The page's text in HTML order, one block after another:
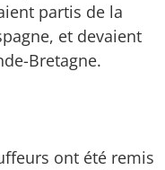
partis de la
et devaient
Bretagne.
ont été remis